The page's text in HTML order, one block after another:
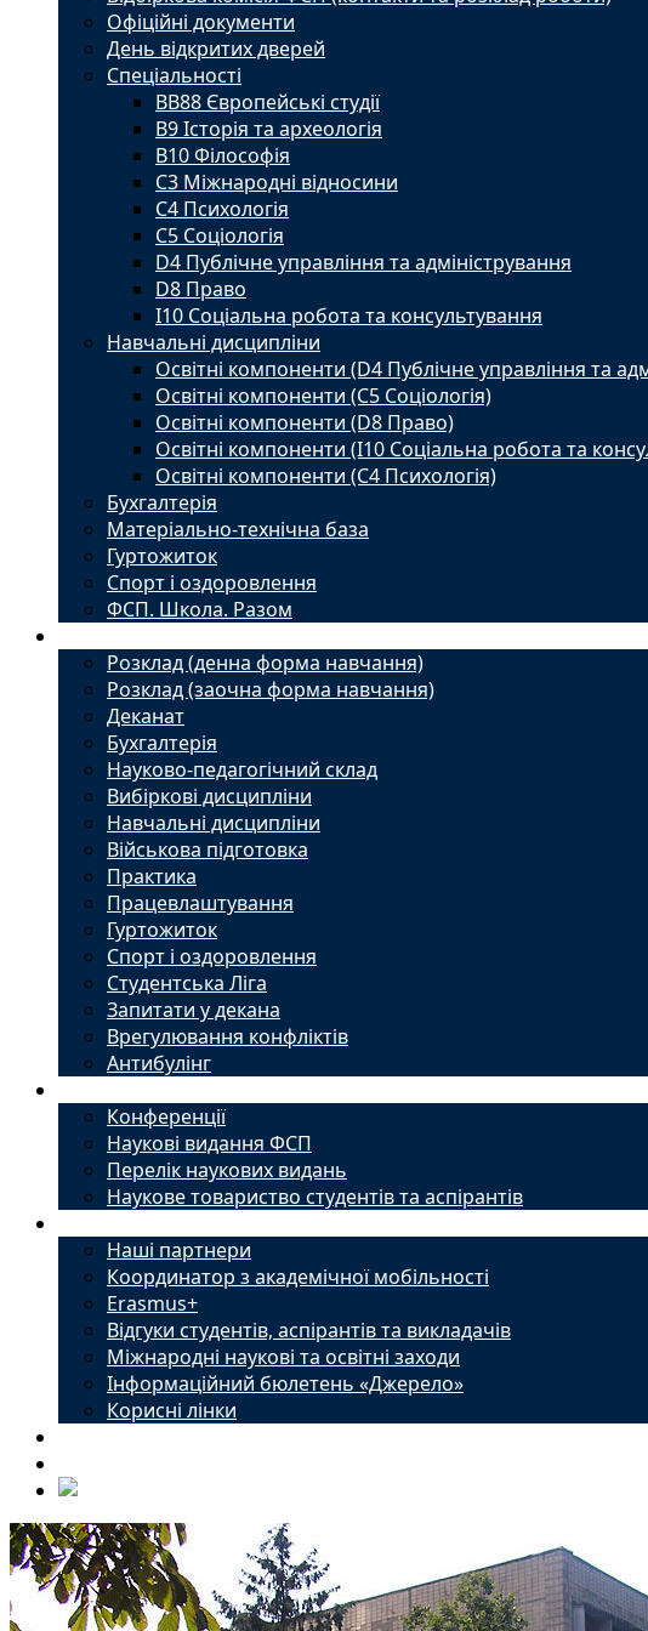
Офіційні документи
День відкритих дверей
Спеціальності
BВ88 Європейські студії
B9 Історія та археологія
B10 Філософія
C3 Міжнародні відносини
C4 Психологія
С5 Соціологія
D4 Публічне управління та адміністрування
D8 Право
I10 Соціальна робота та консультування
Навчальні дисципліни
Освітні компоненти (D4 Публічне управління та
Освітні компоненти (С5 Соціологія)
Освітні компоненти (D8 Право)
Освітні компоненти (I10 Соціальна робота та
Освітні компоненти (С4 Психологія)
Бухгалтерія
Матеріально-технічна база
Гуртожиток
Спорт і оздоровлення
ФСП. Школа. Разом
Розклад (денна форма навчання)
Розклад (заочна форма навчання)
Деканат
Бухгалтерія
Науково-педагогічний склад
Вибіркові дисципліни
Навчальні дисципліни
Військова підготовка
Практика
Працевлаштування
Гуртожиток
Спорт і оздоровлення
Студентська Ліга
Запитати у декана
Врегулювання конфліктів
Антибулінг
Конференції
Наукові видання ФСП
Перелік наукових видань
Наукове товариство студентів та аспірантів
Наші партнери
Координатор з академічної мобільності
Erasmus+
Відгуки студентів, аспірантів та викладачів
Міжнародні наукові та освітні заходи
Інформаційний бюлетень «Джерело»
Корисні лінки